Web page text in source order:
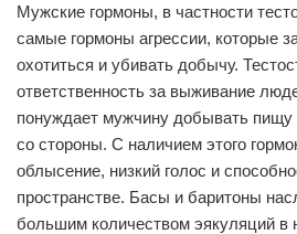
Мужские гормоны, в частности
самые гормоны агрессии, которые
охотиться и убивать добычу.
ответственность за выживание
понуждает мужчину добывать пищу
со стороны. С наличием этого
облысение, низкий голос и
пространстве. Басы и баритоны
большим количеством эякуляций в